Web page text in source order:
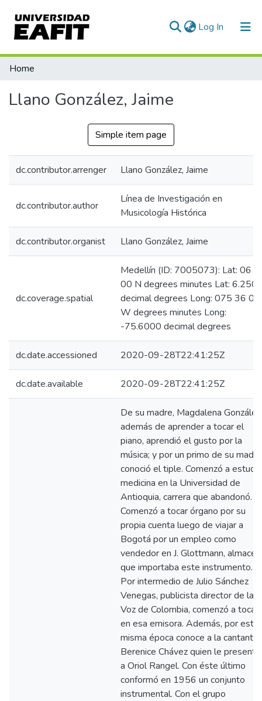
Log In (current)
Communities & Collections
Home
Llano González, Jaime
Simple item page
dc.contributor.arrenger Llano González, Jaime
dc.contributor.author
Línea de Investigación en
Musicología Histórica
dc.contributor.organist Llano González, Jaime
dc.coverage.spatial
Medellín (ID: 7005073): Lat: 06
00 N degrees minutes Lat:
decimal degrees Long: 075 36 00
W degrees minutes Long:
-75.6000 decimal degrees
dc.date.accessioned 2020-09-28T22:41:25Z
dc.date.available 2020-09-28T22:41:25Z
De su madre, Magdalena González,
además de aprender a tocar el
piano, aprendió el gusto por la
música; y por un primo de su madre
conoció el tiple. Comenzó a
medicina en la Universidad de
Antioquia, carrera que abandonó.
Comenzó a tocar órgano por su
propia cuenta luego de viajar a
Bogotá por un empleo como
vendedor en J. Glottmann, almacén
que importaba este instrumento.
Por intermedio de Julio Sánchez
Venegas, publicista director de la
Voz de Colombia, comenzó a tocar
en esa emisora. Además, por esta
misma época conoce a la cantante
Berenice Chávez quien le presenta
a Oriol Rangel. Con éste último
conformó en 1956 un conjunto
instrumental. Con el grupo